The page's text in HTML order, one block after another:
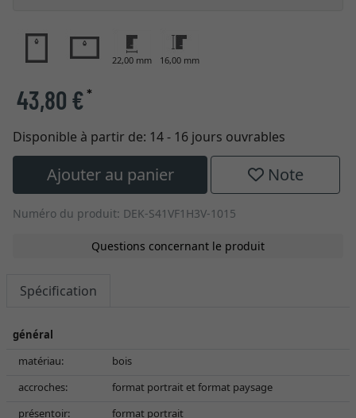
22,00 mm 16,00 mm
43,80 €*
Disponible à partir de: 14 - 16 jours ouvrables
Ajouter au panier Note
Numéro du produit: DEK-S41VF1H3V-1015
Questions concernant le produit
Spécification
général
matériau:
bois
accroches:
format portrait et format paysage
présentoir:
format portrait